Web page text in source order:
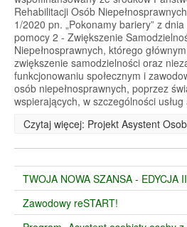
Rehabilitacji Osób
1/2020 pn. „Pokonamy bariery” z
pomocy 2 - Zwiększenie
Niepełnosprawnych, którego
zwiększenie samodzielności oraz
funkcjonowaniu społecznym i
osób niepełnosprawnych, poprzez
wspierających, w szczególności
Czytaj więcej: Projekt Asystent
TWOJA NOWA SZANSA - EDYCJA II
Zawodowy reSTART!